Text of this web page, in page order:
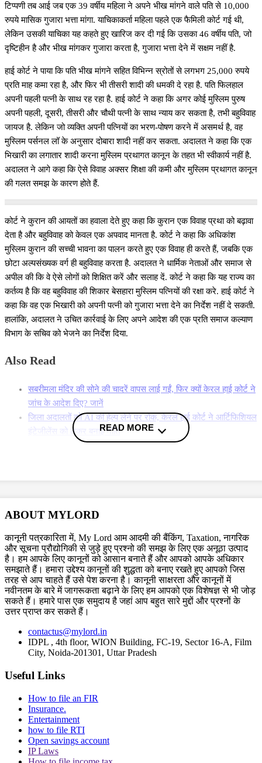
टिप्पणी तब आई जब एक 39 वर्षीय महिला ने अपने भीख मांगने वाले पति से 10,000
रुपये मासिक गुजारा भत्ता मांगा. याचिकाकर्ता महिला पहले एक फैमिली कोर्ट गई थी,
लेकिन उसकी याचिका यह कहते हुए खारिज कर दी गई कि उसका 46 वर्षीय पति, जो
दृष्टिहीन है और भीख मांगकर गुजारा करता है, गुजारा भत्ता देने में सक्षम नहीं है.
हाई कोर्ट ने पाया कि पति भीख मांगने सहित विभिन्न स्रोतों से लगभग 25,000 रुपये
प्रति माह कमा रहा है, और फिर भी तीसरी शादी की धमकी दे रहा है. पति फिलहाल
अपनी पहली पत्नी के साथ रह रहा है. हाई कोर्ट ने कहा कि अगर कोई मुस्लिम पुरुष
अपनी पहली, दूसरी, तीसरी और चौथी पत्नी के साथ न्याय कर सकता है, तभी बहुविवाह
जायज है. लेकिन जो व्यक्ति अपनी पत्नियों का भरण-पोषण करने में असमर्थ है, वह
मुस्लिम पर्सनल लॉ के अनुसार दोबारा शादी नहीं कर सकता. अदालत ने कहा कि एक
भिखारी का लगातार शादी करना मुस्लिम प्रथागत कानून के तहत भी स्वीकार्य नहीं है.
अदालत ने आगे कहा कि ऐसे विवाह अक्सर शिक्षा की कमी और मुस्लिम प्रथागत कानून
की गलत समझ के कारण होते हैं.
कोर्ट ने कुरान की आयतों का हवाला देते हुए कहा कि कुरान एक विवाह प्रथा को बढ़ावा
देता है और बहुविवाह को केवल एक अपवाद मानता है. कोर्ट ने कहा कि अधिकांश
मुस्लिम कुरान की सच्ची भावना का पालन करते हुए एक विवाह ही करते हैं, जबकि एक
छोटा अल्पसंख्यक वर्ग ही बहुविवाह करता है. अदालत ने धार्मिक नेताओं और समाज से
अपील की कि वे ऐसे लोगों को शिक्षित करें और सलाह दें. कोर्ट ने कहा कि यह राज्य का
कर्तव्य है कि वह बहुविवाह की शिकार बेसहारा मुस्लिम पत्नियों की रक्षा करे. हाई कोर्ट ने
कहा कि वह एक भिखारी को अपनी पत्नी को गुजारा भत्ता देने का निर्देश नहीं दे सकती.
हालांकि, अदालत ने उचित कार्रवाई के लिए अपने आदेश की एक प्रति समाज कल्याण
विभाग के सचिव को भेजने का निर्देश दिया.
Also Read
सबरीमला मंदिर की सोने की चादरें वापस लाई गईं, फिर क्यों केरल हाई कोर्ट ने
जांच के आदेश दिए? जानें
जिला अदालतों को AI की हेल्प लेने पर रोक, केरल हाई कोर्ट ने आर्टिफिशियल
इंटेजीलेंस को लेकर बनाई नीति
शादी का झूठा वादा कर बनाया यौन संबंध, शादीशुदा महिला को ये आरोप लगाने
Topics
Trending in Hindi
CJI पर जूता फेंकने वाले वकील की बढ़ी मुश्किलें, AG
ने 'अवमानना' की कार्यवाही शुरू करने की इजाजत दी
पर्सनैलिटी राइट्स मामले में ऋतिक रोशन को मिली
Delhi HC को बड़ी राहत, कहा- ऑनलाइन प्लेटफॉर्म्स
को ऐसे पोस्ट हटाने होंगे
READ MORE
ABOUT MYLORD
कानूनी पत्रकारिता में, My Lord आम आदमी की बैंकिंग, Taxation, नागरिक
और सूचना प्रौद्योगिकी से जुड़े हुए प्रश्नो की समझ के लिए एक अनूठा उत्पाद
है। हम आपके लिए कानूनों को आसान बनाते हैं और आपको आपके अधिकार
समझाते हैं। हमारा उद्देश्य कानूनों की शुद्धता को बनाए रखते हुए आपको जिस
तरह से आप चाहते हैं उसे पेश करना है। कानूनी साक्षरता और कानूनों में
नवीनतम के बारे में जागरूकता बढ़ाने के लिए हम आपको एक विशेषज्ञ से भी जोड़
सकते हैं। हमारे पास एक समुदाय है जहां आप बहुत सारे मुद्दों और प्रश्नों के
उत्तर प्राप्त कर सकते हैं।
contactus@mylord.in
IDPL , 4th floor, WION Building, FC-19, Sector 16-A, Film
City, Noida-201301, Uttar Pradesh
Useful Links
How to file an FIR
Insurance.
Entertainment
how to file RTI
Open savings account
IP Laws